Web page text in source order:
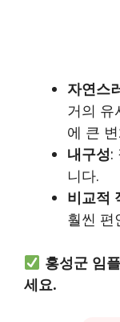
자연스
거의 유
에 큰
내구성:
니다.
비교적
훨씬 편
홍성군 임
세요.